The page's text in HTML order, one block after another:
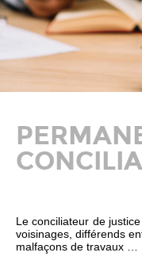
Le conciliateur de
voisinages, différends
malfaçons de travaux …